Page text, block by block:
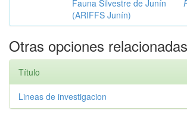
Fauna Silvestre de Junín
(ARIFFS Junín)
Otras opciones relacionadas
Título
Lineas de investigacion